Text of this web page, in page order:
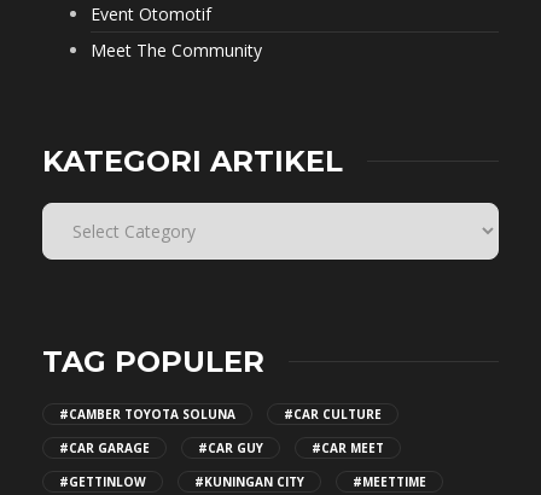
Event Otomotif
Meet The Community
KATEGORI ARTIKEL
TAG POPULER
#CAMBER TOYOTA SOLUNA
#CAR CULTURE
#CAR GARAGE
#CAR GUY
#CAR MEET
#GETTINLOW
#KUNINGAN CITY
#MEETTIME